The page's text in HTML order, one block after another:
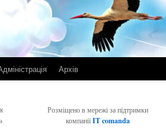
Архів
Розміщено в мережі за підтримки
компаніїIT comanda